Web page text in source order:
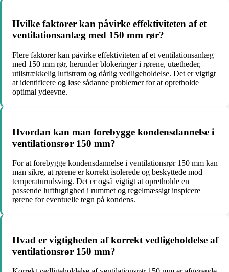
Hvilke faktorer kan påvirke effektiviteten af et
ventilationsanlæg med 150 mm rør?
Flere faktorer kan påvirke effektiviteten af et ventilationsanlæg
med 150 mm rør, herunder blokeringer i rørene, utætheder,
utilstrækkelig luftstrøm og dårlig vedligeholdelse. Det er vigtigt
at identificere og løse sådanne problemer for at opretholde
optimal ydeevne.
Hvordan kan man forebygge kondensdannelse i
ventilationsrør 150 mm?
For at forebygge kondensdannelse i ventilationsrør 150 mm kan
man sikre, at rørene er korrekt isolerede og beskyttede mod
temperaturudsving. Det er også vigtigt at opretholde en
passende luftfugtighed i rummet og regelmæssigt inspicere
rørene for eventuelle tegn på kondens.
Hvad er vigtigheden af korrekt vedligeholdelse af
ventilationsrør 150 mm?